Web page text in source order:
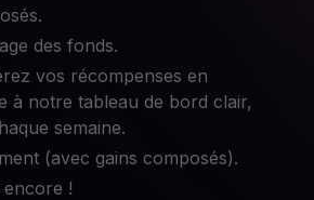
des fonds.
vos récompenses en
à notre tableau de bord clair,
semaine.
(avec gains composés).
encore !